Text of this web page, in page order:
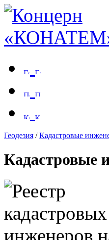
Геодезия /Кадастровые
Кадастровые